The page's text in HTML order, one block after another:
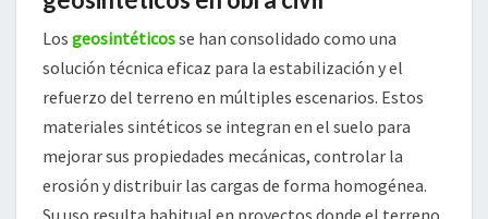
Los geosintéticosse han consolidado como una
solución técnica eficaz para la estabilización y el
refuerzo del terreno en múltiples escenarios. Estos
materiales sintéticos se integran en el suelo para
mejorar sus propiedades mecánicas, controlar la
erosión y distribuir las cargas de forma homogénea.